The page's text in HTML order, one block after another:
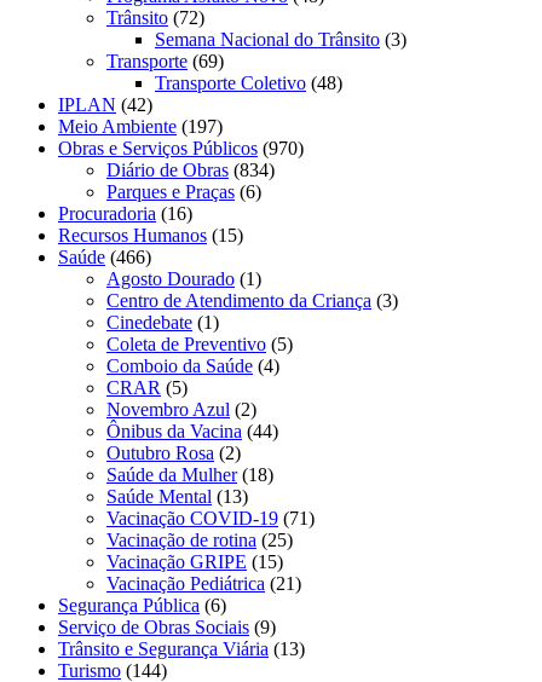
Trânsito (72)
Semana Nacional do Trânsito (3)
Transporte (69)
Transporte Coletivo (48)
IPLAN (42)
Meio Ambiente (197)
Obras e Serviços Públicos (970)
Diário de Obras (834)
Parques e Praças (6)
Procuradoria (16)
Recursos Humanos (15)
Saúde (466)
Agosto Dourado (1)
Centro de Atendimento da Criança (3)
Cinedebate (1)
Coleta de Preventivo (5)
Comboio da Saúde (4)
CRAR (5)
Novembro Azul (2)
Ônibus da Vacina (44)
Outubro Rosa (2)
Saúde da Mulher(18)
Saúde Mental (13)
Vacinação COVID-19 (71)
Vacinação de rotina (25)
Vacinação GRIPE (15)
Vacinação Pediátrica (21)
Segurança Pública (6)
Serviço de Obras Sociais (9)
Trânsito e Segurança Viária (13)
Turismo (144)